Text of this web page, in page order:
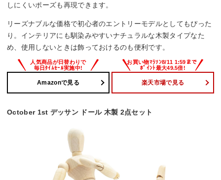
しにくいポーズも再現できます。
リーズナブルな価格で初心者のエントリーモデルとしてもぴった
り。インテリアにも馴染みやすいナチュラルな木製タイプなた
め、使用しないときは飾っておけるのも便利です。
Amazonで見る 楽天市場で見る
October 1st デッサン ドール 木製 2点セット